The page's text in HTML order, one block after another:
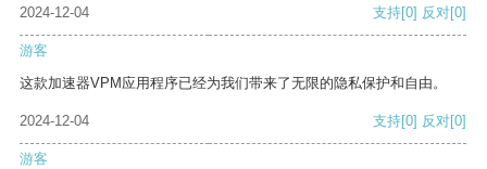
2024-12-04
支持[0] 反对[0]
游客
这款加速器VPM应用程序已经为我们带来了无限的隐私保护和自由。
2024-12-04 支持[0] 反对[0]
游客